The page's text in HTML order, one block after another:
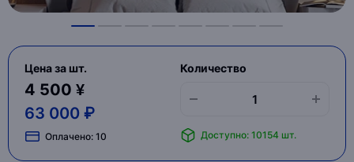
Цена за шт.
4 500 ¥
63 000 ₽
Оплачено: 10
Количество
Доступно: 10154 шт.